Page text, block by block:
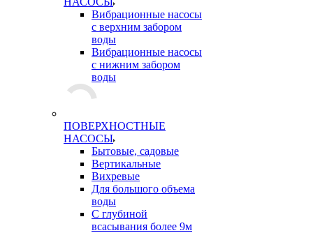
Вибрационные насосы
с верхним забором
воды
Вибрационные насосы
с нижним забором
воды
ПОВЕРХНОСТНЫЕ
НАСОСЫ
Бытовые, садовые
Вертикальные
Вихревые
Для большого объема
воды
С глубиной
всасывания более 9м